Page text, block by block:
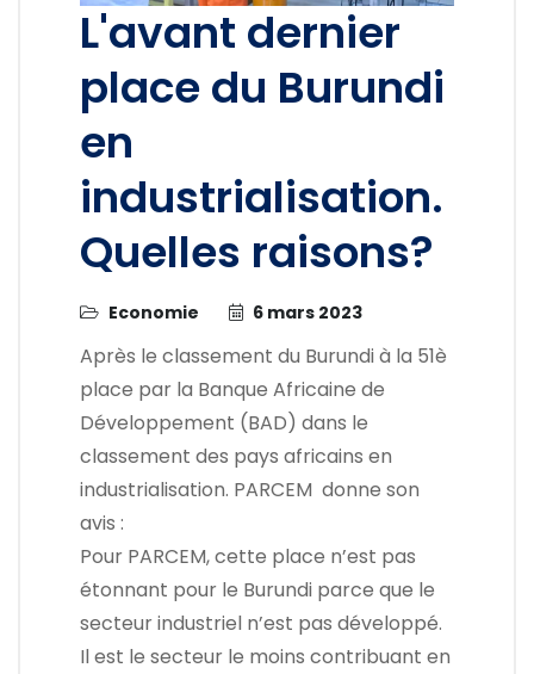
L'avant dernier
place du Burundi
en
industrialisation.
Quelles raisons?
Economie 6 mars 2023
Après le classement du Burundi à la 51è
place par la Banque Africaine de
Développement (BAD) dans le
classement des pays africains en
industrialisation. PARCEM donne son
avis :
Pour PARCEM, cette place n’est pas
étonnant pour le Burundi parce que le
secteur industriel n’est pas développé.
Il est le secteur le moins contribuant en